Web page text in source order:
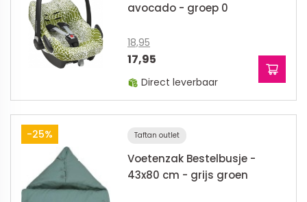
avocado - groep 0
18,95
17,95
Direct leverbaar
-25% Taftan outlet
Voetenzak Bestelbusje -
43x80 cm - grijs groen